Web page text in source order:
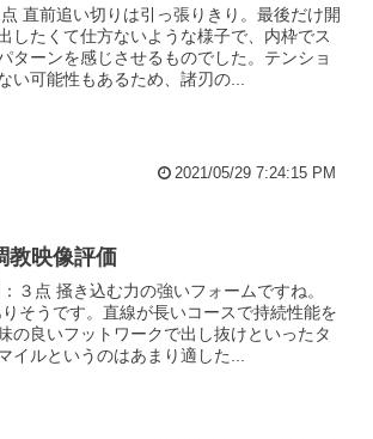
直前追い切りは引っ張りきり。最後だけ開
したくて仕方ないような様子で、内枠でス
ターンを感じさせるものでした。テンショ
い可能性もあるため、諸刃の...
2021/05/29 7:24:15 PM
教映像評価
３点 掻き込む力の強いフォームですね。
そうです。直線が長いコースで持続性能を
の良いフットワークで出し抜けといったタ
イルというのはあまり適した...